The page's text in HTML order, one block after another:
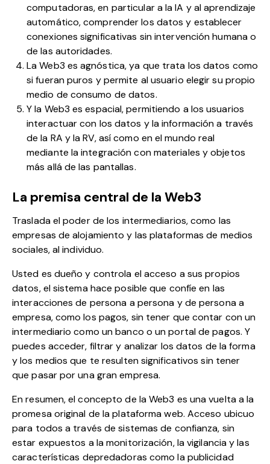
computadoras, en particular a la IA y al aprendizaje
automático, comprender los datos y establecer
conexiones significativas sin intervención humana o
de las autoridades.
La Web3 es agnóstica, ya que trata los datos como
si fueran puros y permite al usuario elegir su propio
medio de consumo de datos.
Y la Web3 es espacial, permitiendo a los usuarios
interactuar con los datos y la información a través
de la RA y la RV, así como en el mundo real
mediante la integración con materiales y objetos
más allá de las pantallas.
La premisa central de la Web3
Traslada el poder de los intermediarios, como las
empresas de alojamiento y las plataformas de medios
sociales, al individuo.
Usted es dueño y controla el acceso a sus propios
datos, el sistema hace posible que confíe en las
interacciones de persona a persona y de persona a
empresa, como los pagos, sin tener que contar con un
intermediario como un banco o un portal de pagos. Y
puedes acceder, filtrar y analizar los datos de la forma
y los medios que te resulten significativos sin tener
que pasar por una gran empresa.
En resumen, el concepto de la Web3 es una vuelta a la
promesa original de la plataforma web. Acceso ubicuo
para todos a través de sistemas de confianza, sin
estar expuestos a la monitorización, la vigilancia y las
características depredadoras como la publicidad